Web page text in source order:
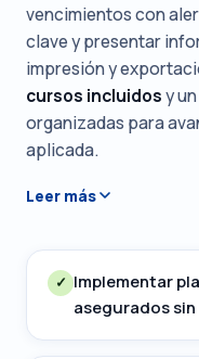
vencimientos con
clave y presentar
impresión y
cursos incluidosy un
organizadas para
aplicada.
Leer más
✓ Implementar
asegurados